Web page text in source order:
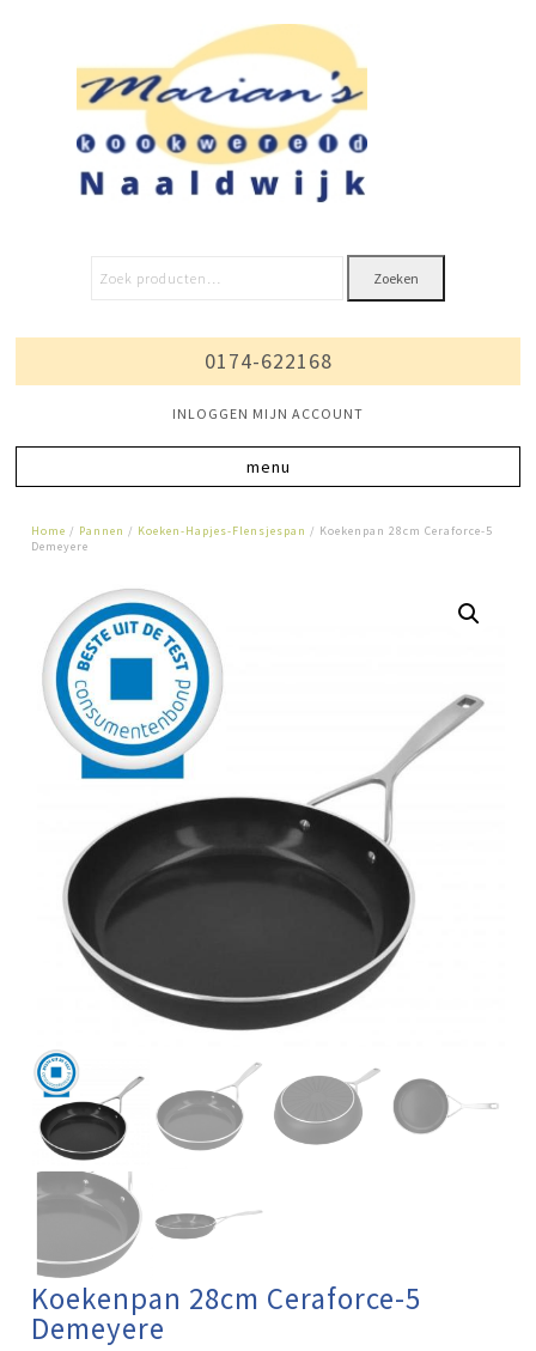
Zoeken
0174-622168
INLOGGEN MIJN ACCOUNT
Home / Pannen / Koeken-Hapjes-Flensjespan / Koekenpan 28cm Ceraforce-5
Demeyere
Koekenpan 28cm Ceraforce-5
Demeyere